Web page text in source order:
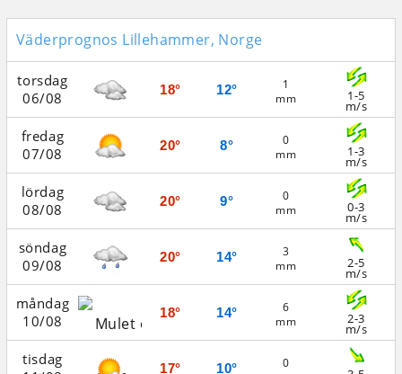
Väderprognos Lillehammer, Norge
torsdag
06/08
fredag
07/08
lördag
08/08
söndag
09/08
måndag
10/08
tisdag
18°
20°
20°
20°
18°
17°
12°
8°
9°
14°
14°
10°
1
mm
0
mm
0
mm
3
mm
6
mm
0
1-5
m/s
1-3
m/s
0-3
m/s
2-5
m/s
2-3
m/s